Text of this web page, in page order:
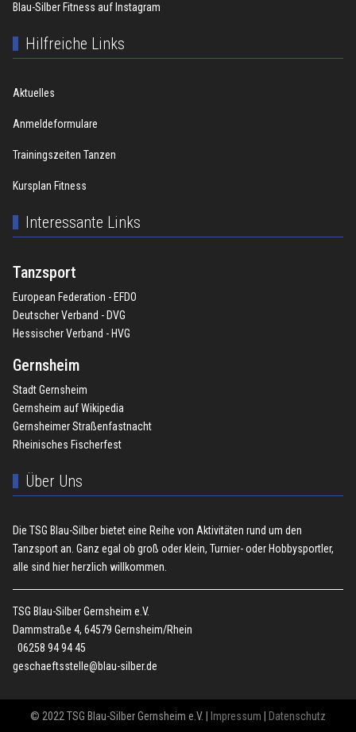
Blau-Silber Fitness auf Instagram
Hilfreiche Links
Aktuelles
Anmeldeformulare
Trainingszeiten Tanzen
Kursplan Fitness
Interessante Links
Tanzsport
European Federation - EFDO
Deutscher Verband - DVG
Hessischer Verband - HVG
Gernsheim
Stadt Gernsheim
Gernsheim auf Wikipedia
Gernsheimer Straßenfastnacht
Rheinisches Fischerfest
Über Uns
Die TSG Blau-Silber bietet eine Reihe von Aktivitäten rund um den
Tanzsport an. Ganz egal ob groß oder klein, Turnier- oder Hobbysportler,
alle sind hier herzlich willkommen.
TSG Blau-Silber Gernsheim e.V.
Dammstraße 4, 64579 Gernsheim/Rhein
06258 94 94 45
geschaeftsstelle@blau-silber.de
© 2022 TSG Blau-Silber Gernsheim e.V. | Impressum Datenschutz